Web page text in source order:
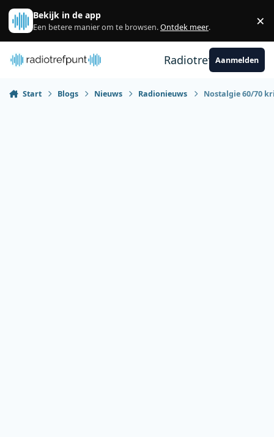
Spring naar bijdragen
Bekijk in de app
Een betere manier om te browsen.Ontdek meer. ×
RadiotrefpuntAanmelden
Start Blogs Nieuws Radionieuws Nostalgie 60/70